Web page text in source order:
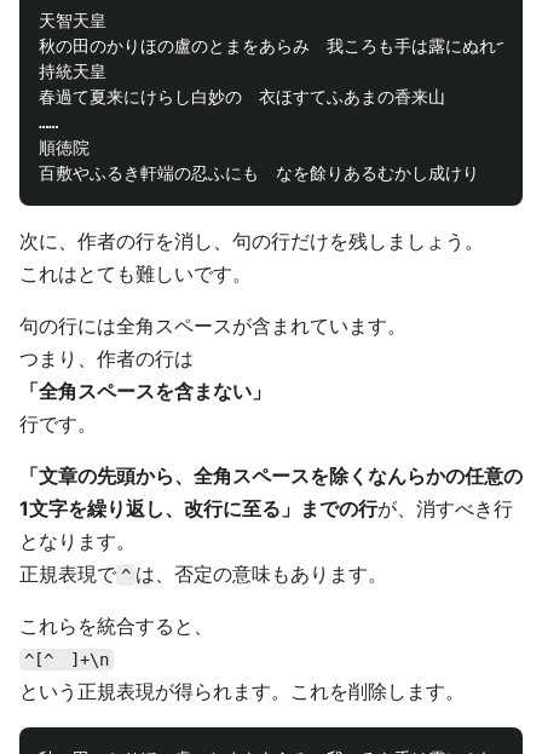
天智天皇
秋の田のかりほの盧のとまをあらみ　我ころも手は露にぬれつゝ
持統天皇
春過て夏来にけらし白妙の　衣ほすてふあまの香来山
……
順徳院
次に、作者の行を消し、句の行だけを残しましょう。
これはとても難しいです。
句の行には全角スペースが含まれています。
つまり、作者の行は
「全角スペースを含まない」
行です。
「文章の先頭から、全角スペースを除くなんらかの任意の
1文字を繰り返し、改行に至る」までの行が、消すべき行
となります。
正規表現で ^ は、否定の意味もあります。
これらを統合すると、
^[^ ]+\n
という正規表現が得られます。これを削除します。